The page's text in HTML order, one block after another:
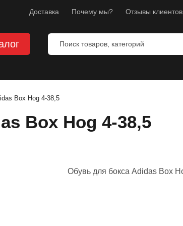
Доставка Почему мы? Отзывы клиентов
бинты
Box Hog 4-38,5
Box Hog 4-38,5